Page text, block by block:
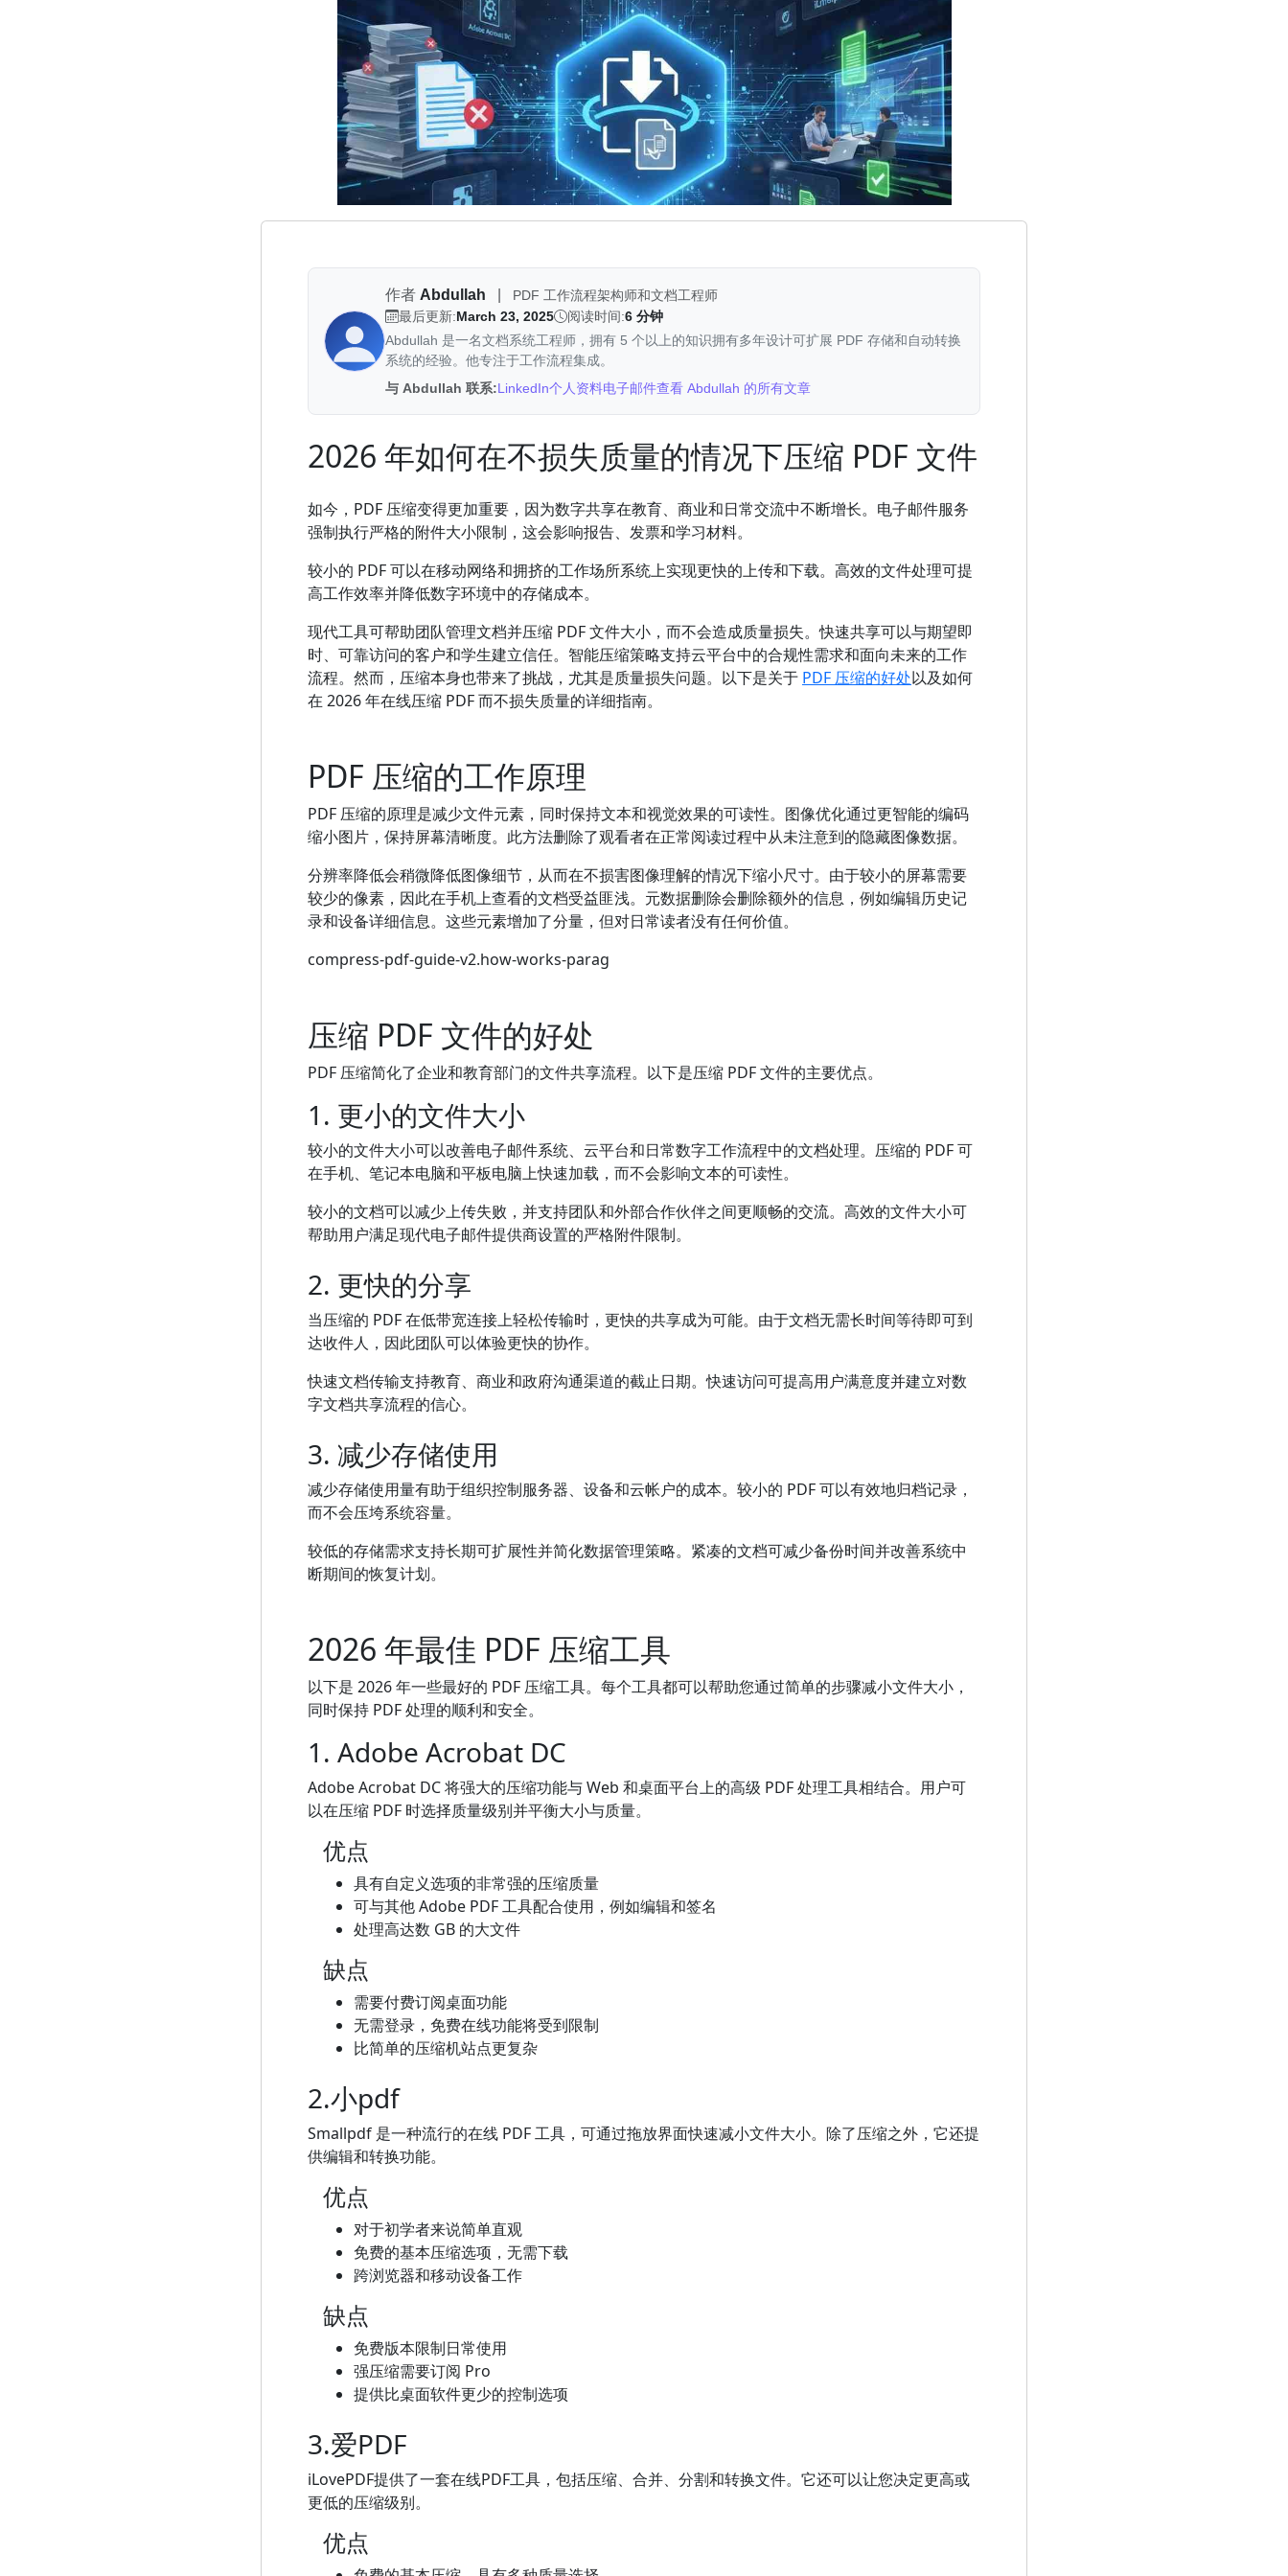
作者 Abdullah
PDF 工作流程架构师和文档工程师
最后更新:March 23, 2025 阅读时间:6 分钟
Abdullah 是一名文档系统工程师，拥有 5 个以上的知识拥有多年设计可扩展 PDF 存储和自动转换
系统的经验。他专注于工作流程集成。
与 Abdullah 联系:LinkedIn个人资料电子邮件查看 Abdullah 的所有文章
2026 年如何在不损失质量的情况下压缩 PDF 文件
如今，PDF 压缩变得更加重要，因为数字共享在教育、商业和日常交流中不断增长。电子邮件服务
强制执行严格的附件大小限制，这会影响报告、发票和学习材料。
较小的 PDF 可以在移动网络和拥挤的工作场所系统上实现更快的上传和下载。高效的文件处理可提
高工作效率并降低数字环境中的存储成本。
现代工具可帮助团队管理文档并压缩 PDF 文件大小，而不会造成质量损失。快速共享可以与期望即
时、可靠访问的客户和学生建立信任。智能压缩策略支持云平台中的合规性需求和面向未来的工作
流程。然而，压缩本身也带来了挑战，尤其是质量损失问题。以下是关于 PDF 压缩的好处以及如何
在 2026 年在线压缩 PDF 而不损失质量的详细指南。
PDF 压缩的工作原理
PDF 压缩的原理是减少文件元素，同时保持文本和视觉效果的可读性。图像优化通过更智能的编码
缩小图片，保持屏幕清晰度。此方法删除了观看者在正常阅读过程中从未注意到的隐藏图像数据。
分辨率降低会稍微降低图像细节，从而在不损害图像理解的情况下缩小尺寸。由于较小的屏幕需要
较少的像素，因此在手机上查看的文档受益匪浅。元数据删除会删除额外的信息，例如编辑历史记
录和设备详细信息。这些元素增加了分量，但对日常读者没有任何价值。
compress-pdf-guide-v2.how-works-parag
压缩 PDF 文件的好处
PDF 压缩简化了企业和教育部门的文件共享流程。以下是压缩 PDF 文件的主要优点。
1. 更小的文件大小
较小的文件大小可以改善电子邮件系统、云平台和日常数字工作流程中的文档处理。压缩的 PDF 可
在手机、笔记本电脑和平板电脑上快速加载，而不会影响文本的可读性。
较小的文档可以减少上传失败，并支持团队和外部合作伙伴之间更顺畅的交流。高效的文件大小可
帮助用户满足现代电子邮件提供商设置的严格附件限制。
2. 更快的分享
当压缩的 PDF 在低带宽连接上轻松传输时，更快的共享成为可能。由于文档无需长时间等待即可到
达收件人，因此团队可以体验更快的协作。
快速文档传输支持教育、商业和政府沟通渠道的截止日期。快速访问可提高用户满意度并建立对数
字文档共享流程的信心。
3. 减少存储使用
减少存储使用量有助于组织控制服务器、设备和云帐户的成本。较小的 PDF 可以有效地归档记录，
而不会压垮系统容量。
较低的存储需求支持长期可扩展性并简化数据管理策略。紧凑的文档可减少备份时间并改善系统中
断期间的恢复计划。
2026 年最佳 PDF 压缩工具
以下是 2026 年一些最好的 PDF 压缩工具。每个工具都可以帮助您通过简单的步骤减小文件大小，
同时保持 PDF 处理的顺利和安全。
1. Adob​​e Acrobat DC
Adobe Acrobat DC 将强大的压缩功能与 Web 和桌面平台上的高级 PDF 处理工具相结合。用户可
以在压缩 PDF 时选择质量级别并平衡大小与质量。
优点
具有自定义选项的非常强的压缩质量
可与其他 Adob​​e PDF 工具配合使用，例如编辑和签名
处理高达数 GB 的大文件
缺点
需要付费订阅桌面功能
无需登录，免费在线功能将受到限制
比简单的压缩机站点更复杂
2.小​​pdf
Smallpdf 是一种流行的在线 PDF 工具，可通过拖放界面快速减小文件大小。除了压缩之外，它还提
供编辑和转换功能。
优点
对于初学者来说简单直观
免费的基本压缩选项，无需下载
跨浏览器和移动设备工作
缺点
免费版本限制日常使用
强压缩需要订阅 Pro
提供比桌面软件更少的控制选项
3.爱PDF
iLovePDF提供了一套在线PDF工具，包括压缩、合并、分割和转换文件。它还可以让您决定更高或
更低的压缩级别。
优点